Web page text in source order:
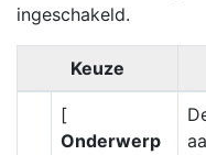
ingeschakeld.
Keuze
[
Onderwerp